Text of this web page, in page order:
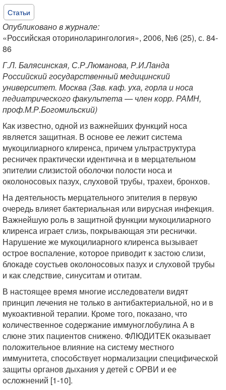
Статьи
Опубликовано в журнале:
«Российская оториноларингология», 2006, №6 (25), с. 84-
86
Г.Л. Балясинская, С.Р.Люманова, Р.И.Ланда
Российский государственный медицинский
университет. Москва (Зав. каф. уха, горла и носа
педиатрического факультета — член корр. РАМН,
проф.М.Р.Богомильский)
Как известно, одной из важнейших функций носа
является защитная. В основе ее лежит система
мукоцилиарного клиренса, причем ультраструктура
ресничек практически идентична и в мерцательном
эпителии слизистой оболочки полости носа и
околоносовых пазух, слуховой трубы, трахеи, бронхов.
На деятельность мерцательного эпителия в первую
очередь влияет бактериальная или вирусная инфекция.
Важнейшую роль в защитной функции мукоцилиарного
клиренса играет слизь, покрывающая эти реснички.
Нарушение же мукоцилиарного клиренса вызывает
острое воспаление, которое приводит к застою слизи,
блокаде соустьев околоносовых пазух и слуховой трубы
и как следствие, синуситам и отитам.
В настоящее время многие исследователи видят
принцип лечения не только в антибактериальной, но и в
мукоактивной терапии. Кроме того, показано, что
количественное содержание иммуноглобулина А в
слюне этих пациентов снижено. ФЛЮДИТЕК оказывает
положительное влияние на систему местного
иммунитета, способствует нормализации специфической
защиты органов дыхания у детей с ОРВИ и ее
осложнений [1-10].